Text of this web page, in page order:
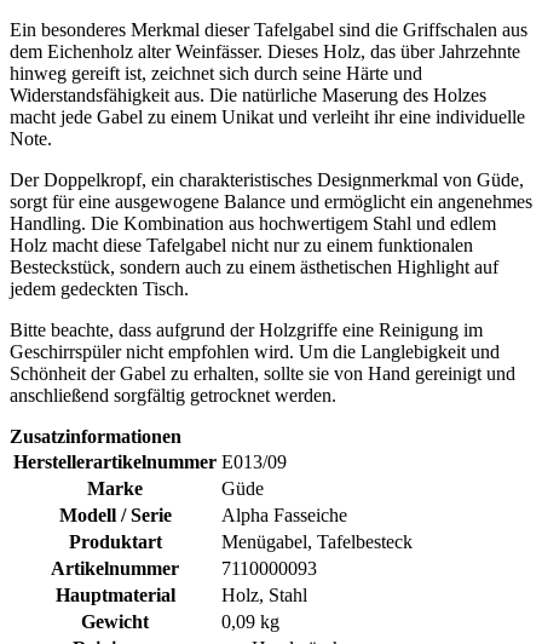
Ein besonderes Merkmal dieser Tafelgabel sind die Griffschalen aus
dem Eichenholz alter Weinfässer. Dieses Holz, das über Jahrzehnte
hinweg gereift ist, zeichnet sich durch seine Härte und
Widerstandsfähigkeit aus. Die natürliche Maserung des Holzes
macht jede Gabel zu einem Unikat und verleiht ihr eine individuelle
Note.
Der Doppelkropf, ein charakteristisches Designmerkmal von Güde,
sorgt für eine ausgewogene Balance und ermöglicht ein angenehmes
Handling. Die Kombination aus hochwertigem Stahl und edlem
Holz macht diese Tafelgabel nicht nur zu einem funktionalen
Besteckstück, sondern auch zu einem ästhetischen Highlight auf
jedem gedeckten Tisch.
Bitte beachte, dass aufgrund der Holzgriffe eine Reinigung im
Geschirrspüler nicht empfohlen wird. Um die Langlebigkeit und
Schönheit der Gabel zu erhalten, sollte sie von Hand gereinigt und
anschließend sorgfältig getrocknet werden.
Zusatzinformationen
Herstellerartikelnummer E013/09
Marke
Güde
Modell / Serie
Alpha Fasseiche
Produktart
Menügabel, Tafelbesteck
Artikelnummer
7110000093
Hauptmaterial
Holz, Stahl
Gewicht
0,09 kg